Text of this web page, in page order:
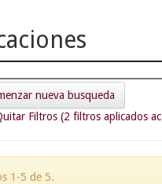
nueva busqueda
Filtros (2 filtros aplicados
1-5 de 5.